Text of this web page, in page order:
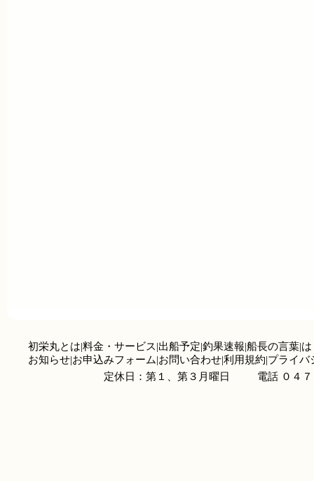
初栄丸とは|料金・サービス|出船予定|釣果速報|船長の言葉|
お知らせ|お申込みフォーム|お問い合わせ|利用規約|プライバ
定休日：第１、第３月曜日
電話 ０４